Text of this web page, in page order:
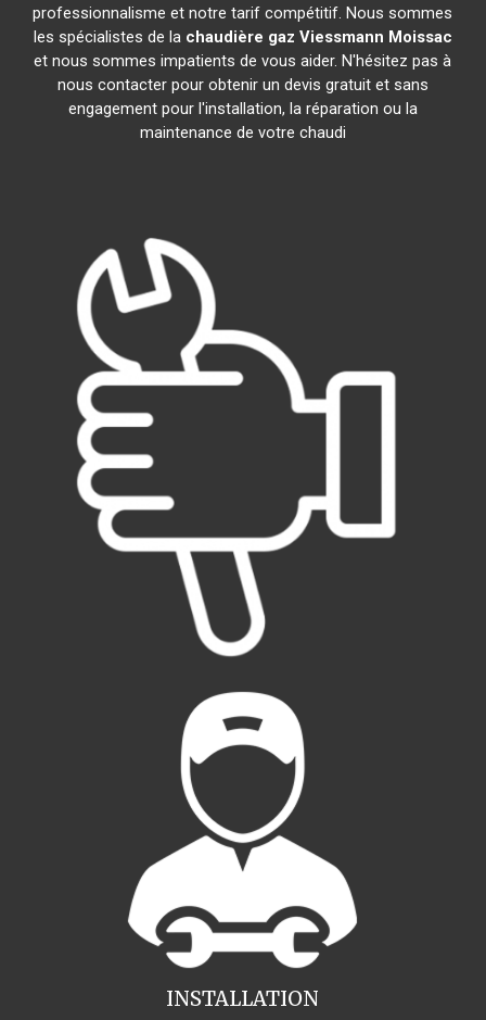
professionnalisme et notre tarif compétitif. Nous sommes
les spécialistes de la chaudière gaz Viessmann Moissac
et nous sommes impatients de vous aider. N'hésitez pas à
nous contacter pour obtenir un devis gratuit et sans
engagement pour l'installation, la réparation ou la
maintenance de votre chaudi
INSTALLATION